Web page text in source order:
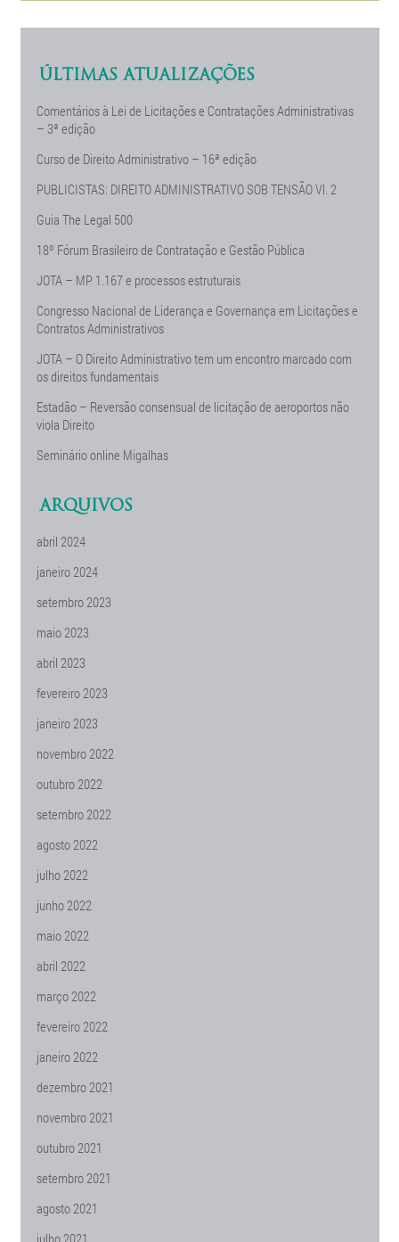
ÚLTIMAS ATUALIZAÇÕES
Comentários à Lei de Licitações e Contratações Administrativas
– 3ª edição
Curso de Direito Administrativo – 16ª edição
PUBLICISTAS: DIREITO ADMINISTRATIVO SOB TENSÃO Vl. 2
Guia The Legal 500
18º Fórum Brasileiro de Contratação e Gestão Pública
JOTA – MP 1.167 e processos estruturais
Congresso Nacional de Liderança e Governança em Licitações e
Contratos Administrativos
JOTA – O Direito Administrativo tem um encontro marcado com
os direitos fundamentais
Estadão – Reversão consensual de licitação de aeroportos não
viola Direito
Seminário online Migalhas
ARQUIVOS
abril 2024
janeiro 2024
setembro 2023
maio 2023
abril 2023
fevereiro 2023
janeiro 2023
novembro 2022
outubro 2022
setembro 2022
agosto 2022
julho 2022
junho 2022
maio 2022
abril 2022
março 2022
fevereiro 2022
janeiro 2022
dezembro 2021
novembro 2021
outubro 2021
setembro 2021
agosto 2021
julho 2021